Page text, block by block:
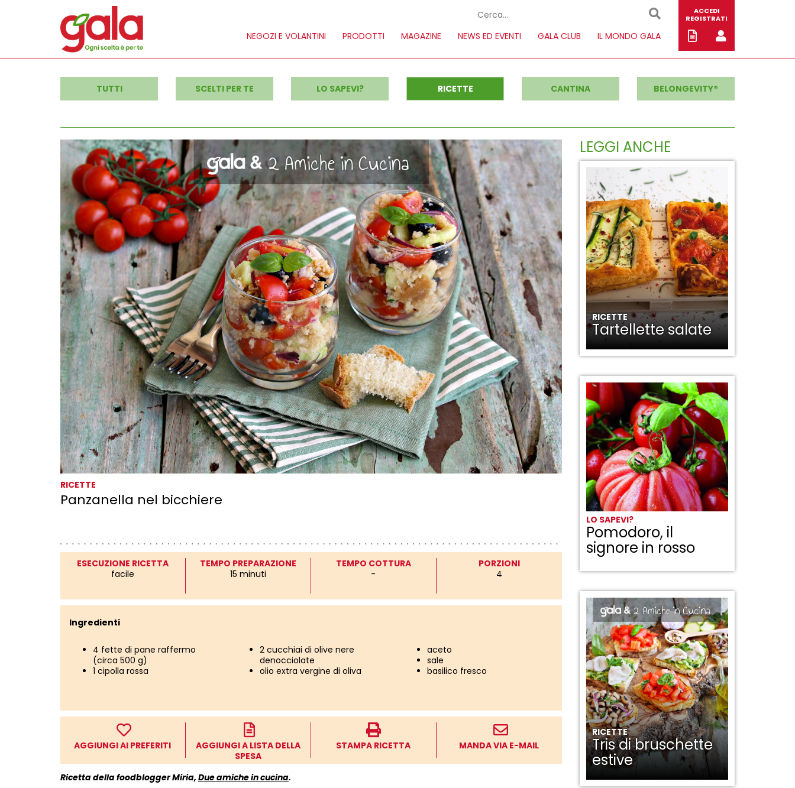
NEGOZI E VOLANTINI PRODOTTI MAGAZINE NEWS ED EVENTI GALA CLUB IL MONDO GALA
ACCEDI
REGISTRATI
TUTTI SCELTI PER TE LO SAPEVI? RICETTE CANTINA BELONGEVITY®
RICETTE
Panzanella nel bicchiere
ESECUZIONE RICETTA
facile
TEMPO PREPARAZIONE
15 minuti
TEMPO COTTURA
-
PORZIONI
4
Ingredienti
4 fette di pane raffermo
(circa 500 g)
1 cipolla rossa
2 cucchiai di olive nere
denocciolate
olio extra vergine di oliva
aceto
sale
basilico fresco
AGGIUNGI AI PREFERITI
AGGIUNGI A LISTA DELLA
SPESA
STAMPA RICETTA MANDA VIA E-MAIL
Ricetta della foodblogger Miria, Due amiche in cucina.
LEGGI ANCHE
RICETTE
Tartellette salate
LO SAPEVI?
Pomodoro, il
signore in rosso
RICETTE
Tris di bruschette
estive